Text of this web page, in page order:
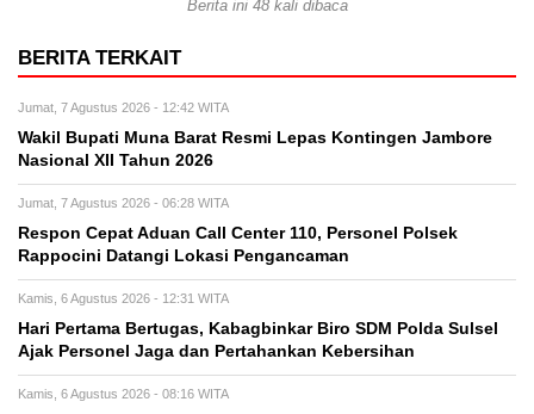
Berita ini 48 kali dibaca
BERITA TERKAIT
Jumat, 7 Agustus 2026 - 12:42 WITA
Wakil Bupati Muna Barat Resmi Lepas Kontingen Jambore
Nasional XII Tahun 2026
Jumat, 7 Agustus 2026 - 06:28 WITA
Respon Cepat Aduan Call Center 110, Personel Polsek
Rappocini Datangi Lokasi Pengancaman
Kamis, 6 Agustus 2026 - 12:31 WITA
Hari Pertama Bertugas, Kabagbinkar Biro SDM Polda Sulsel
Ajak Personel Jaga dan Pertahankan Kebersihan
Kamis, 6 Agustus 2026 - 08:16 WITA